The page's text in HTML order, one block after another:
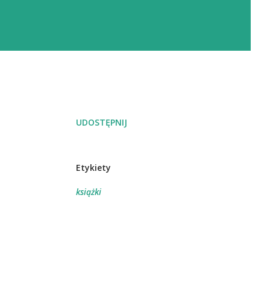
UDOSTĘPNIJ
Etykiety
książki